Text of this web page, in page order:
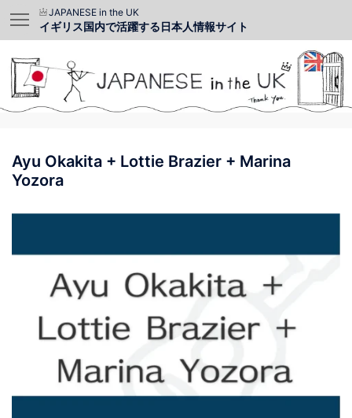
JAPANESE in the UK
イギリス国内で活躍する日本人情報サイト
Ayu Okakita + Lottie Brazier + Marina
Yozora